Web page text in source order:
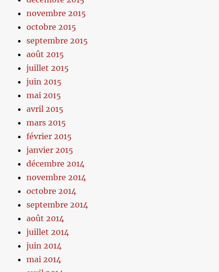
novembre 2015
octobre 2015
septembre 2015
août 2015
juillet 2015
juin 2015
mai 2015
avril 2015
mars 2015
février 2015
janvier 2015
décembre 2014
novembre 2014
octobre 2014
septembre 2014
août 2014
juillet 2014
juin 2014
mai 2014